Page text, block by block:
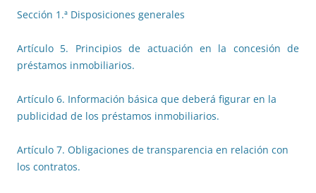
Sección 1.ª Disposiciones generales
Artículo 5. Principios de actuación en la concesión de
préstamos inmobiliarios.
Artículo 6. Información básica que deberá figurar en la
publicidad de los préstamos inmobiliarios.
Artículo 7. Obligaciones de transparencia en relación con
los contratos.